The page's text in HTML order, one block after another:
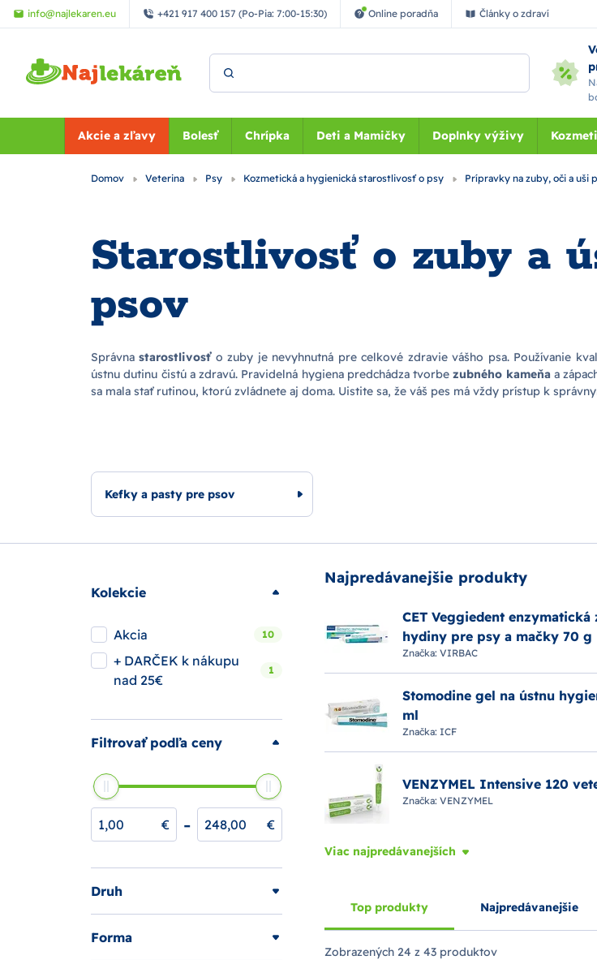
Preskočiť na hlavný obsah
info@najlekaren.eu +421 917 400 157 (Po-Pia: 7:00-15:30) Online poradňa Články o zdraví
Akcie a zľavy Bolesť Chrípka Deti a Mamičky Doplnky výživy
Domov Veterina Psy Kozmetická a hygienická starostlivosť o psy Prípravky na zuby, oči a uši
Starostlivosť o zuby a
psov
Správnastarostlivosťo zuby je nevyhnutná pre celkové zdravie vášho psa. Používanie
ústnu dutinu čistú a zdravú. Pravidelná hygiena predchádza tvorbezubného kameňa a
sa mala stať rutinou, ktorú zvládnete aj doma. Uistite sa, že váš pes má vždy prístup k
Kefky a pasty pre psov
Kolekcie
Akcia 10
+ DARČEK k nákupu
nad 25€
1
Filtrovať podľa ceny
€ - €
Druh
Forma
Najpredávanejšie produkty
CET Veggiedent
hydiny pre psy a mačky 70 g
Značka: VIRBAC
Stomodine gel na ústnu
ml
Značka: ICF
VENZYMEL Intensive 120
Značka: VENZYMEL
Viac najpredávanejších
Top produkty Najpredávanejšie
Zobrazených 24 z 43 produktov